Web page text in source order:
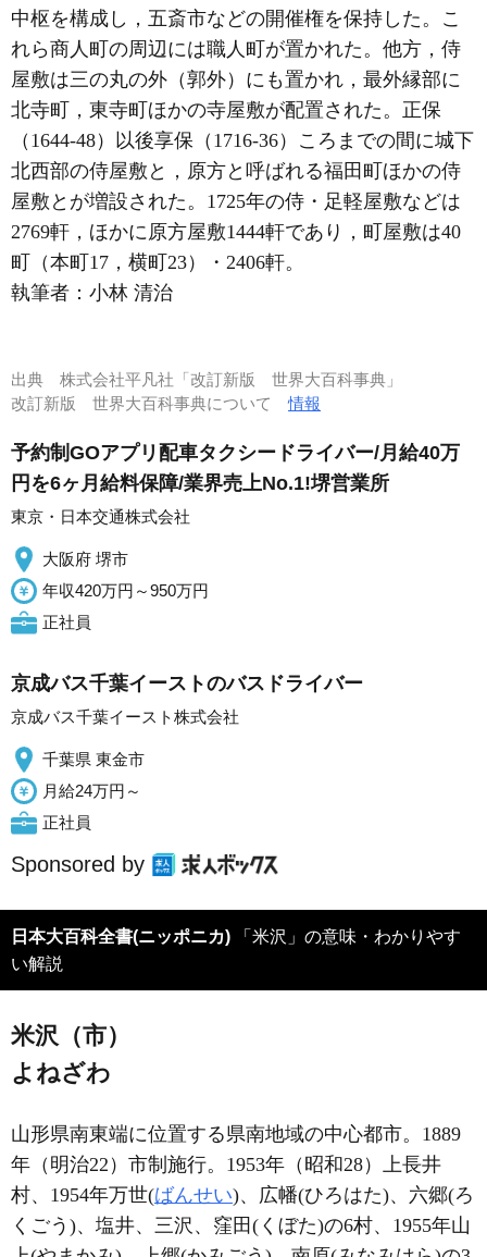
中枢を構成し，五斎市などの開催権を保持した。こ
れら商人町の周辺には職人町が置かれた。他方，侍
屋敷は三の丸の外（郭外）にも置かれ，最外縁部に
北寺町，東寺町ほかの寺屋敷が配置された。正保
（1644-48）以後享保（1716-36）ころまでの間に城下
北西部の侍屋敷と，原方と呼ばれる福田町ほかの侍
屋敷とが増設された。1725年の侍・足軽屋敷などは
2769軒，ほかに原方屋敷1444軒であり，町屋敷は40
町（本町17，横町23）・2406軒。
執筆者： 小林 清治
出典 株式会社平凡社「改訂新版 世界大百科事典」
改訂新版 世界大百科事典について情報
予約制GOアプリ配車タクシードライバー/月給40万
円を6ヶ月給料保障/業界売上No.1!堺営業所
東京・日本交通株式会社
大阪府 堺市
年収420万円～950万円
正社員
京成バス千葉イーストのバスドライバー
京成バス千葉イースト株式会社
千葉県 東金市
月給24万円～
正社員
Sponsored by
日本大百科全書(ニッポニカ) 「米沢」の意味・わかりやす
い解説
米沢（市）
よねざわ
山形県南東端に位置する県南地域の中心都市。1889
年（明治22）市制施行。1953年（昭和28）上長井
村、1954年万世(ばんせい)、広幡(ひろはた)、六郷(ろ
くごう)、塩井、三沢、窪田(くぼた)の6村、1955年山